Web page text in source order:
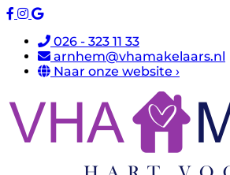
026 - 323 11 33
arnhem@vhamakelaars.nl
Naar onze website ›